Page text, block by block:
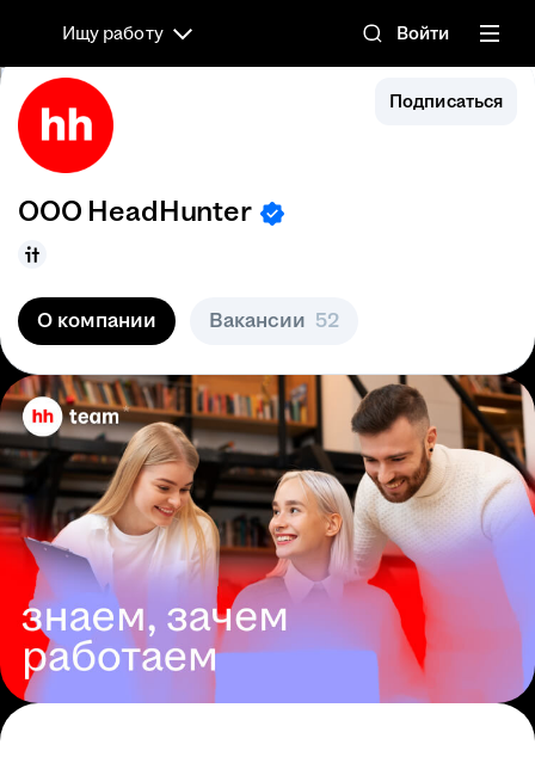
Ищу работу Войти
Подписаться
ООО HeadHunter
О компании Вакансии 52